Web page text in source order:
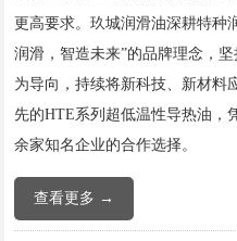
更高要求。玖城润滑油深耕特种
润滑，智造未来”的品牌理念，
为导向，持续将新科技、新材料
先的HTE系列超低温性导热油，
余家知名企业的合作选择。
查看更多 →